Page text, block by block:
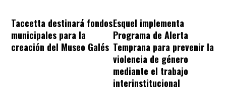
Taccetta destinará fondos
municipales para la
creación del Museo Galés
Esquel implementa
Programa de Alerta
Temprana para prevenir la
violencia de género
mediante el trabajo
interinstitucional